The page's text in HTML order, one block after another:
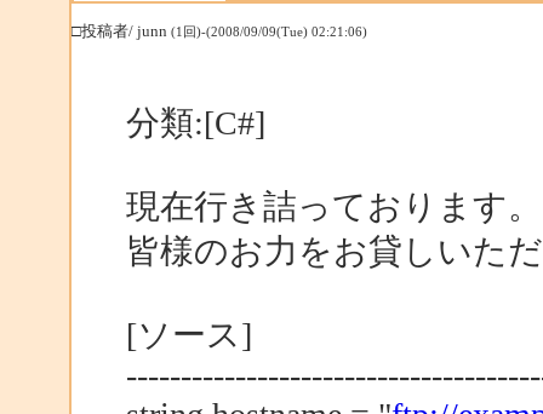
□投稿者/ junn (1回)-(2008/09/09(Tue) 02:21:06)
分類:[C#]
現在行き詰っております
皆様のお力をお貸しいた
[ソース]